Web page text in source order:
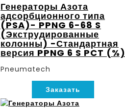
Генераторы Азота
адсорбционного типа
(PSA)- PPNG 6-68 S
(Экструдированные
колонны) -Стандартная
версия PPNG 6 S PCT (%)
Pneumatech
Заказать